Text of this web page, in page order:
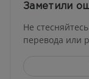
Заметили
Не
перевода или